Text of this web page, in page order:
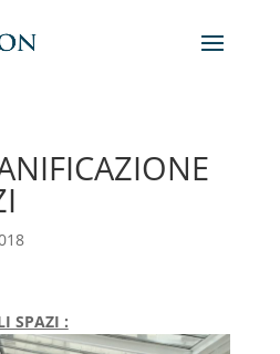
SPAZI :